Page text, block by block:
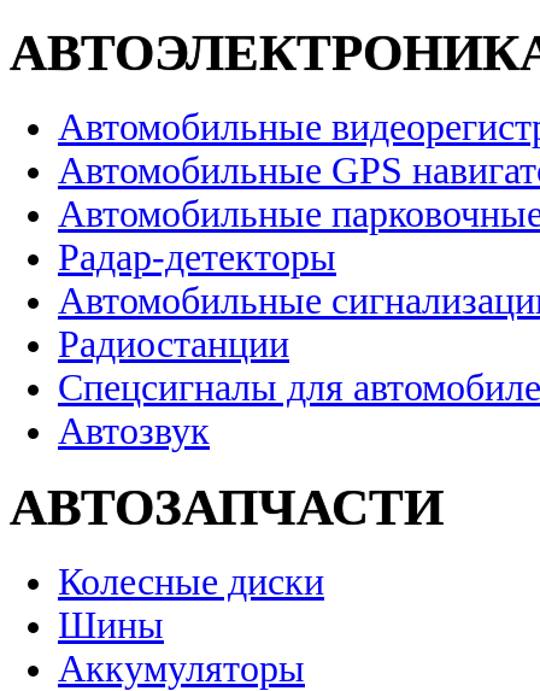
Автомобильные
Автомобильные GPS
Автомобильные
Радар-детекторы
Автомобильные
Радиостанции
Спецсигналы для
Автозвук
АВТОЗАПЧАСТИ
Колесные диски
Шины
Аккумуляторы